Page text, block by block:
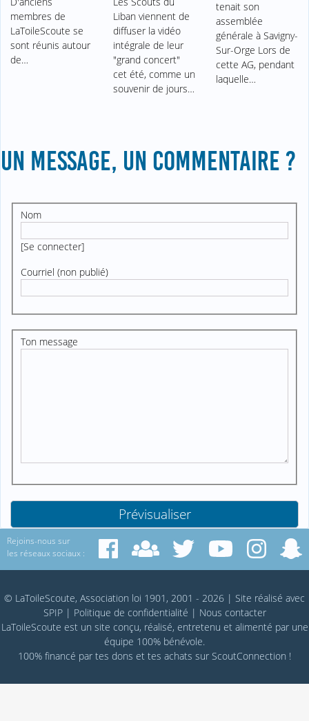
membres de
LaToileScoute se
sont réunis autour
de…
Liban viennent de
diffuser la vidéo
intégrale de leur
"grand concert"
cet été, comme un
souvenir de jours…
tenait son
assemblée
générale à Savigny-
Sur-Orge Lors de
cette AG, pendant
laquelle…
UN MESSAGE, UN COMMENTAIRE ?
Nom
[Se connecter]
Courriel (non publié)
Ton message
Rejoins-nous sur
les réseaux sociaux :
© LaToileScoute, Association loi 1901, 2001 - 2026 | Site réalisé avec
SPIP| Politique de confidentialité | Nous contacter
LaToileScoute est un site conçu, réalisé, entretenu et alimenté par une
équipe 100% bénévole.
100% financé par tes dons et tes achats sur ScoutConnection !